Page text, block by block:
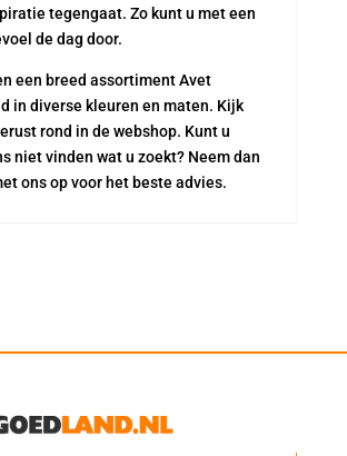
tegengaat. Zo kunt u met een
de dag door.
een breed assortiment Avet
in diverse kleuren en maten. Kijk
rond in de webshop. Kunt u
niet vinden wat u zoekt? Neem dan
ons op voor het beste advies.